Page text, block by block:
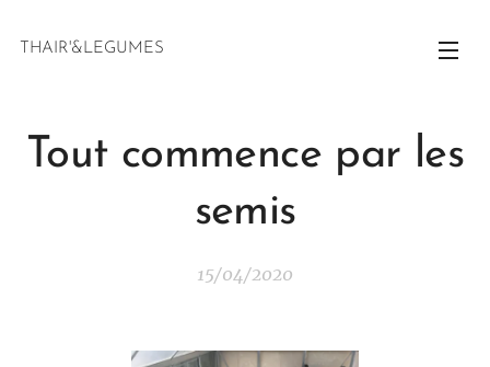
THAIR'&LEGUMES
Tout commence par les
semis
15/04/2020